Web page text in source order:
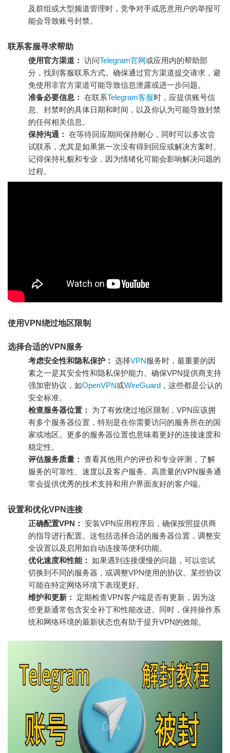
及群组或大型频道管理时，竞争对手或恶意用户的举报可
能会导致账号封禁。
联系客服寻求帮助
使用官方渠道： 访问Telegram官网或应用内的帮助部
分，找到客服联系方式。确保通过官方渠道提交请求，避
免使用非官方渠道可能导致信息泄露或进一步问题。
准备必要信息： 在联系Telegram客服时，应提供账号信
息、封禁时的具体日期和时间，以及你认为可能导致封禁
的任何相关信息。
保持沟通： 在等待回应期间保持耐心，同时可以多次尝
试联系，尤其是如果第一次没有得到回应或解决方案时。
记得保持礼貌和专业，因为情绪化可能会影响解决问题的
过程。
使用VPN绕过地区限制
选择合适的VPN服务
考虑安全性和隐私保护： 选择VPN服务时，最重要的因
素之一是其安全性和隐私保护能力。确保VPN提供商支持
强加密协议，如OpenVPN或WireGuard ，这些都是公认的
安全标准。
检查服务器位置：
为了有效绕过地区限制，VPN应该拥
有多个服务器位置，特别是在你需要访问的服务所在的国
家或地区。更多的服务器位置也意味着更好的连接速度和
稳定性。
评估服务质量： 查看其他用户的评价和专业评测，了解
服务的可靠性、速度以及客户服务。高质量的VPN服务通
常会提供优秀的技术支持和用户界面友好的客户端。
设置和优化VPN连接
正确配置VPN： 安装VPN应用程序后，确保按照提供商
的指导进行配置。这包括选择合适的服务器位置，调整安
全设置以及启用如自动连接等便利功能。
优化速度和性能： 如果遇到连接缓慢的问题，可以尝试
切换到不同的服务器，或调整VPN使用的协议。某些协议
可能在特定网络环境下表现更好。
维护和更新：
定期检查VPN客户端是否有更新，因为这
些更新通常包含安全补丁和性能改进。同时，保持操作系
统和网络环境的最新状态也有助于提升VPN的效能。